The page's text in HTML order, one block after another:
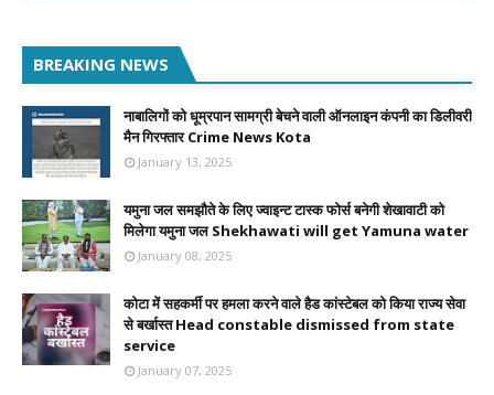
BREAKING NEWS
नाबालिगों को धूम्रपान सामग्री बेचने वाली ऑनलाइन कंपनी का डिलीवरी
मैन गिरफ्तार Crime News Kota
January 13, 2025
यमुना जल समझौते के लिए ज्वाइन्ट टास्क फोर्स बनेगी शेखावाटी को
मिलेगा यमुना जल Shekhawati will get Yamuna water
January 08, 2025
कोटा में सहकर्मी पर हमला करने वाले हैड कांस्टेबल को किया राज्य सेवा
से बर्खास्त Head constable dismissed from state
service
January 07, 2025